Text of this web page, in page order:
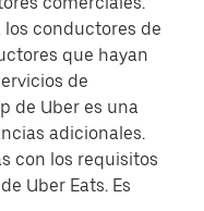
conductores de
que hayan
de
de Uber es una
adicionales.
con los requisitos
Uber Eats. Es